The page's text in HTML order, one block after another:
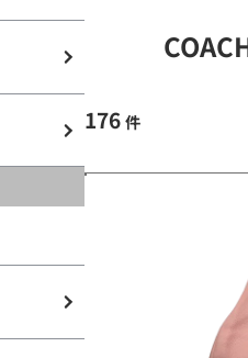
176 件